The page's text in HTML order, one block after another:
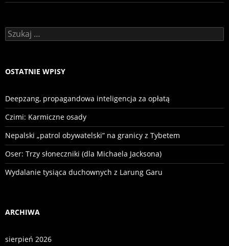
Szukaj:
OSTATNIE WPISY
Deepzang, propagandowa inteligencja za opłatą
Czimi: Karmiczne osady
Nepalski „patrol obywatelski” na granicy z Tybetem
Oser: Trzy słoneczniki (dla Michaela Jacksona)
Wydalanie tysiąca duchownych z Larung Garu
ARCHIWA
sierpień 2026